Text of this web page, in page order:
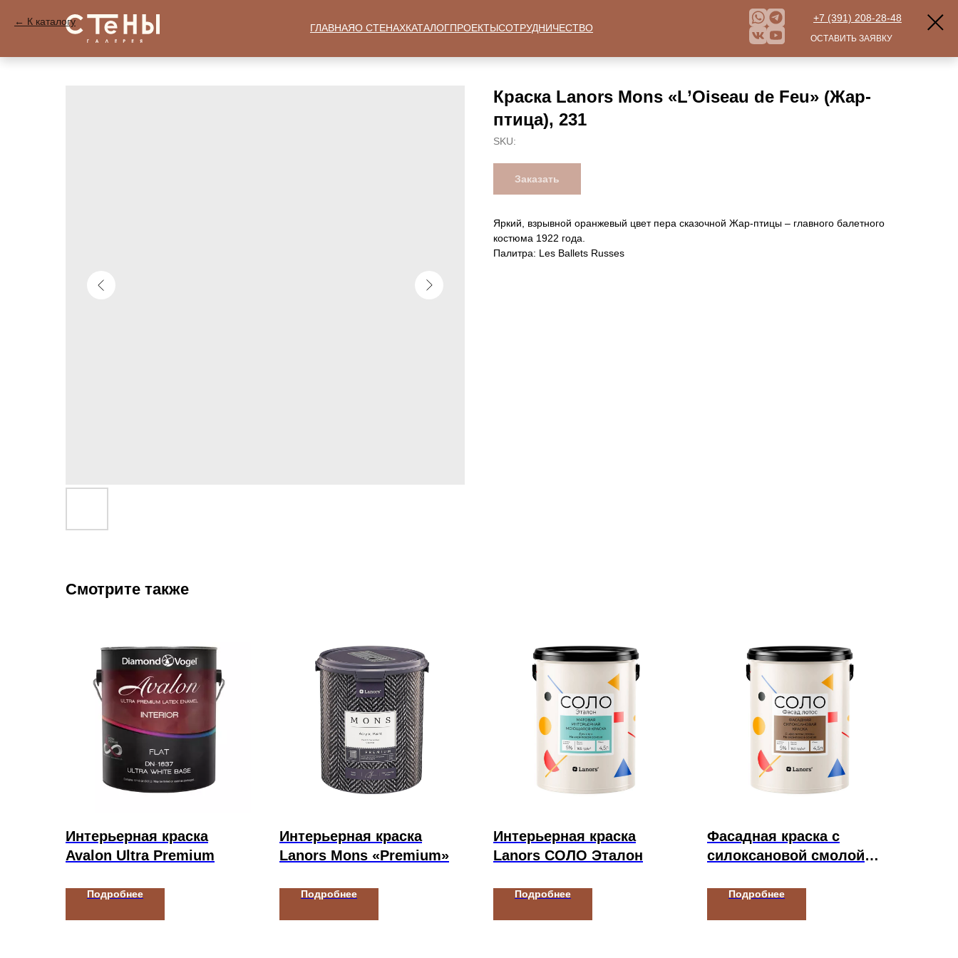
К каталогу
Краска Lanors Mons «L’Oiseau de Feu» (Жар-
птица), 231
SKU:
Заказать
Яркий, взрывной оранжевый цвет пера сказочной Жар-птицы – главного балетного
костюма 1922 года.
Палитра: Les Ballets Russes
Смотрите также
Интерьерная краска
Avalon Ultra Premium
Подробнее
Интерьерная краска
Lanors Mons «Premium»
Подробнее
Интерьерная краска
Lanors СОЛО Эталон
Подробнее
Фасадная краска с
силоксановой смолой
Подробнее
ГЛАВНАЯО СТЕНАХКАТАЛОГПРОЕКТЫСОТРУДНИЧЕСТВО
+7 (391) 208-28-48
ОСТАВИТЬ ЗАЯВКУ